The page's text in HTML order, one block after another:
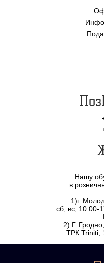
Нашу
в
1)г.
сб, вс, 10.00-
2) Г.
ТРК Triniti,